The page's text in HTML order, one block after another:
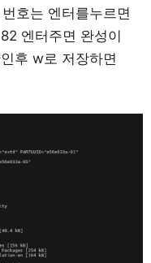
호는 엔터를누르면
엔터주면 완성이
후 w로 저장하면